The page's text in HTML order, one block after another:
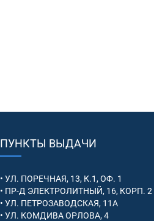
ПУНКТЫ ВЫДАЧИ
• УЛ. ПОРЕЧНАЯ, 13, К.1, ОФ. 1
• ПР-Д ЭЛЕКТРОЛИТНЫЙ, 16, КОРП. 2
• УЛ. ПЕТРОЗАВОДСКАЯ, 11А
• УЛ. КОМДИВА ОРЛОВА, 4